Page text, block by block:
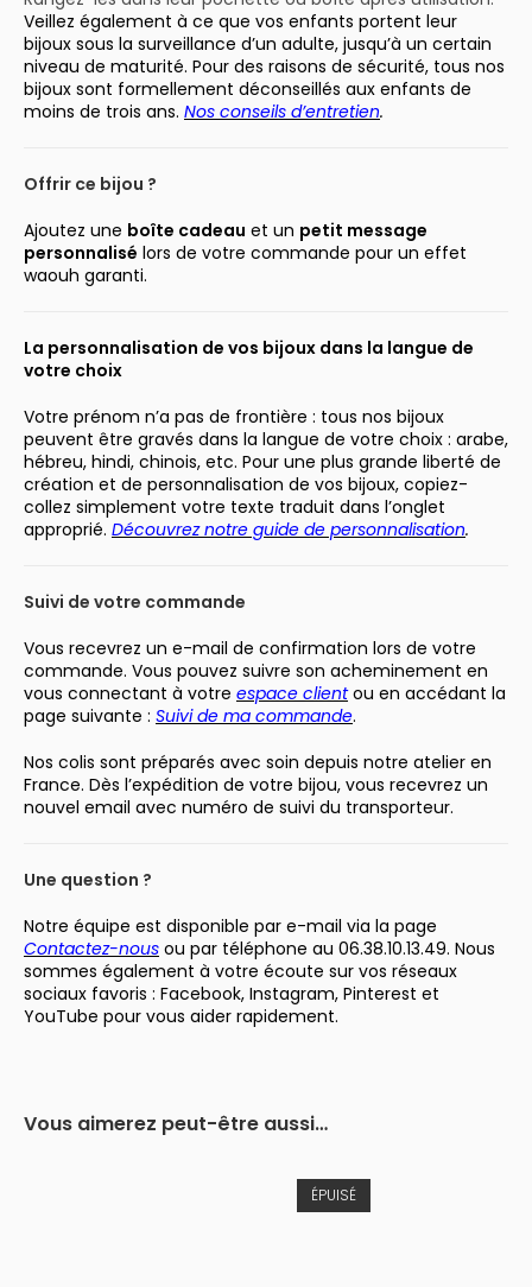
Veillez également à ce que vos enfants portent leur
bijoux sous la surveillance d’un adulte, jusqu’à un certain
niveau de maturité. Pour des raisons de sécurité, tous nos
bijoux sont formellement déconseillés aux enfants de
moins de trois ans. Nos conseils d’entretien.
Offrir ce bijou ?
Ajoutez une boîte cadeau et un petit message
personnalisé lors de votre commande pour un effet
waouh garanti.
La personnalisation de vos bijoux dans la langue de
votre choix
Votre prénom n’a pas de frontière : tous nos bijoux
peuvent être gravés dans la langue de votre choix : arabe,
hébreu, hindi, chinois, etc. Pour une plus grande liberté de
création et de personnalisation de vos bijoux, copiez-
collez simplement votre texte traduit dans l’onglet
approprié. Découvrez notre guide de personnalisation.
Suivi de votre commande
Vous recevrez un e-mail de confirmation lors de votre
commande. Vous pouvez suivre son acheminement en
vous connectant à votre espace clientou en accédant la
page suivante : Suivi de ma commande.
Nos colis sont préparés avec soin depuis notre atelier en
France. Dès l’expédition de votre bijou, vous recevrez un
nouvel email avec numéro de suivi du transporteur.
Une question ?
Notre équipe est disponible par e-mail via la page
Contactez-nous ou par téléphone au 06.38.10.13.49. Nous
sommes également à votre écoute sur vos réseaux
sociaux favoris : Facebook, Instagram, Pinterest et
YouTube pour vous aider rapidement.
Vous aimerez peut-être aussi…
ÉPUISÉ